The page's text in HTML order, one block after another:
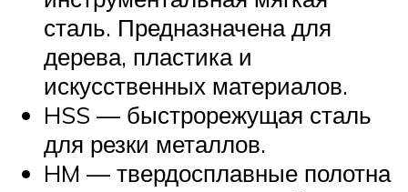
сталь. Предназначена для
дерева, пластика и
искусственных материалов.
HSS — быстрорежущая сталь
для резки металлов.
HM — твердосплавные полотна